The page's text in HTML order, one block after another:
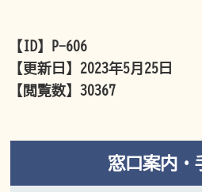
【ID】
P-606
【更新日】 2023年5月25日
【閲覧数】 30367
窓口案内・